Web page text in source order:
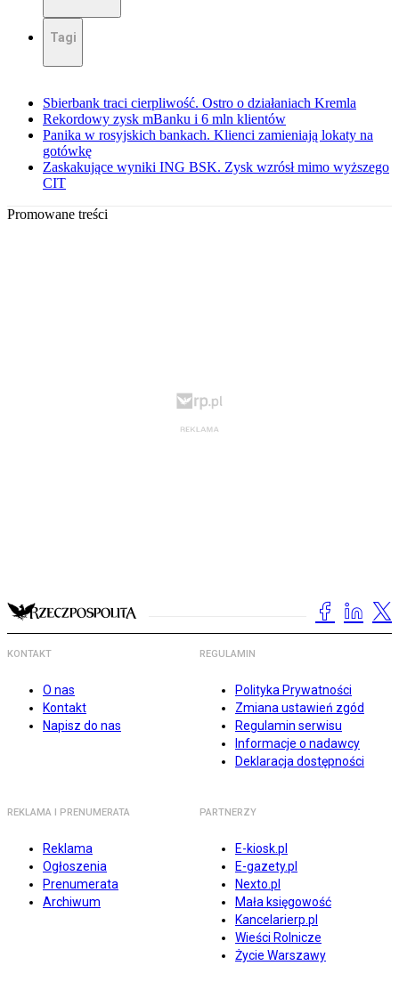
Tagi
Sbierbank traci cierpliwość. Ostro o działaniach Kremla
Rekordowy zysk mBanku i 6 mln klientów
Panika w rosyjskich bankach. Klienci zamieniają lokaty na
gotówkę
Zaskakujące wyniki ING BSK. Zysk wzrósł mimo wyższego
CIT
Promowane treści
KONTAKT
O nas
Kontakt
Napisz do nas
REGULAMIN
Polityka Prywatności
Zmiana ustawień zgód
Regulamin serwisu
Informacje o nadawcy
Deklaracja dostępności
REKLAMA I PRENUMERATA
Reklama
Ogłoszenia
Prenumerata
Archiwum
PARTNERZY
E-kiosk.pl
E-gazety.pl
Nexto.pl
Mała księgowość
Kancelarierp.pl
Wieści Rolnicze
Życie Warszawy